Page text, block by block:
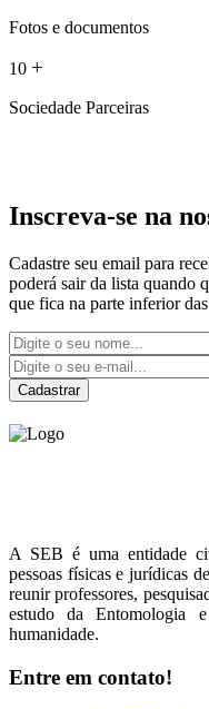
Fotos e documentos
10 +
Sociedade Parceiras
Inscreva-se na
Cadastre seu email para
poderá sair da lista quando
que fica na parte inferior
Cadastrar
A SEB é uma entidade
pessoas físicas e jurídicas
reunir professores,
estudo da Entomologia
humanidade.
Entre em contato!